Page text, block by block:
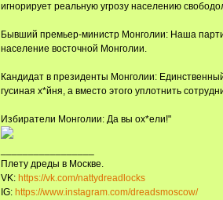
игнорирует реальную угрозу населению
Бывший премьер-министр Монголии: Наша
население восточной Монголии.
Кандидат в президенты Монголии:
гусиная х*йня, а вместо этого уплотнить
Избиратели Монголии: Да вы ох*ели!"
Плету дреды в Москве.
VK: https://vk.com/nattydreadlocks
IG: https://www.instagram.com/dreadsmoscow/